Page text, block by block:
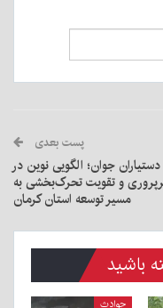
پست بعدی
دستیاران جوان؛ الگویی نوین در
و تقویت تحرک‌بخشی به
مسیر توسعه استان کرمان
باشید
حوادث